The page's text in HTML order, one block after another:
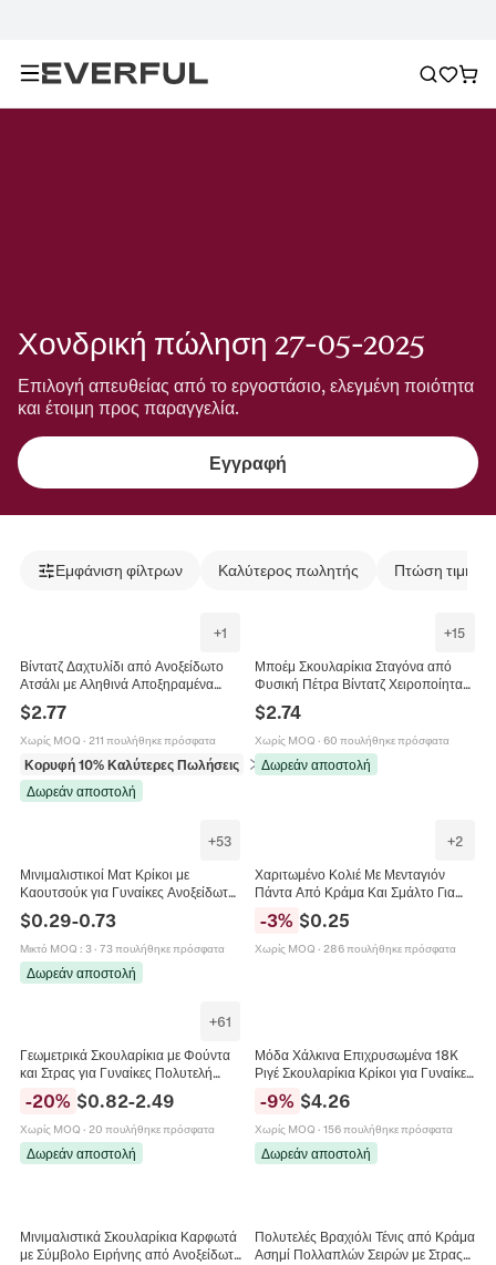
Χονδρική πώληση 27-05-2025
Επιλογή απευθείας από το εργοστάσιο, ελεγμένη ποιότητα
και έτοιμη προς παραγγελία.
Εγγραφή
Εμφάνιση φίλτρων Καλύτερος πωλητής Πτώση τιμής
+1
Βίντατζ Δαχτυλίδι από Ανοξείδωτο
Ατσάλι με Αληθινά Αποξηραμένα
Λουλούδια Ρυθμιζόμενο Ανοιχτό
Ρητίνη Ανθικά Δαχτυλίδια
Επιχρυσωμένο Βοτανικό Κόσμημα
Γυναικείο
$2.77
Χωρίς MOQ · 211 πουλήθηκε πρόσφατα
Κορυφή 10% Καλύτερες Πωλήσεις
σε Δαχτυλίδια
Δωρεάν αποστολή
+15
Μποέμ Σκουλαρίκια Σταγόνα από
Φυσική Πέτρα Βίντατζ Χειροποίητα
Πολύχρωμα Κρεμαστά Σκουλαρίκια
Κοσμήματα Μόδας Δώρο για
Γυναίκες
$2.74
Χωρίς MOQ · 60 πουλήθηκε πρόσφατα
Δωρεάν αποστολή
+53
Μινιμαλιστικοί Ματ Κρίκοι με
Καουτσούκ για Γυναίκες Ανοξείδωτο
Ατσάλι Πολύχρωμοι Γεωμετρικοί
Κυκλικοί Κρίκοι Κοσμήματα
$0.29-0.73
Μικτό MOQ : 3· 73 πουλήθηκε πρόσφατα
Δωρεάν αποστολή
+2
Χαριτωμένο Κολιέ Με Μενταγιόν
Πάντα Από Κράμα Και Σμάλτο Για
Άνδρες Γυναίκες Επιχρυσωμένα
Κοσμήματα Ζώων Δώρο Πάντα
-3% $0.25
Χωρίς MOQ · 286 πουλήθηκε πρόσφατα
+61
Γεωμετρικά Σκουλαρίκια με Φούντα
και Στρας για Γυναίκες Πολυτελή
Σκουλαρίκια με Τεχνητά
Μαργαριτάρια με Καρφίτσα Ασήμι
925
-20% $0.82-2.49
Χωρίς MOQ · 20 πουλήθηκε πρόσφατα
Δωρεάν αποστολή
Μόδα Χάλκινα Επιχρυσωμένα 18K
Ριγέ Σκουλαρίκια Κρίκοι για Γυναίκες
Ευρωπαϊκό Στυλ Γεωμετρικό
Σκουλαρίκι Με Καρφίτσα Ασήμι 925
-9% $4.26
Χωρίς MOQ · 156 πουλήθηκε πρόσφατα
Δωρεάν αποστολή
Μινιμαλιστικά Σκουλαρίκια Καρφωτά
με Σύμβολο Ειρήνης από Ανοξείδωτο
Πολυτελές Βραχιόλι Τένις από Κράμα
Ασημί Πολλαπλών Σειρών με Στρας